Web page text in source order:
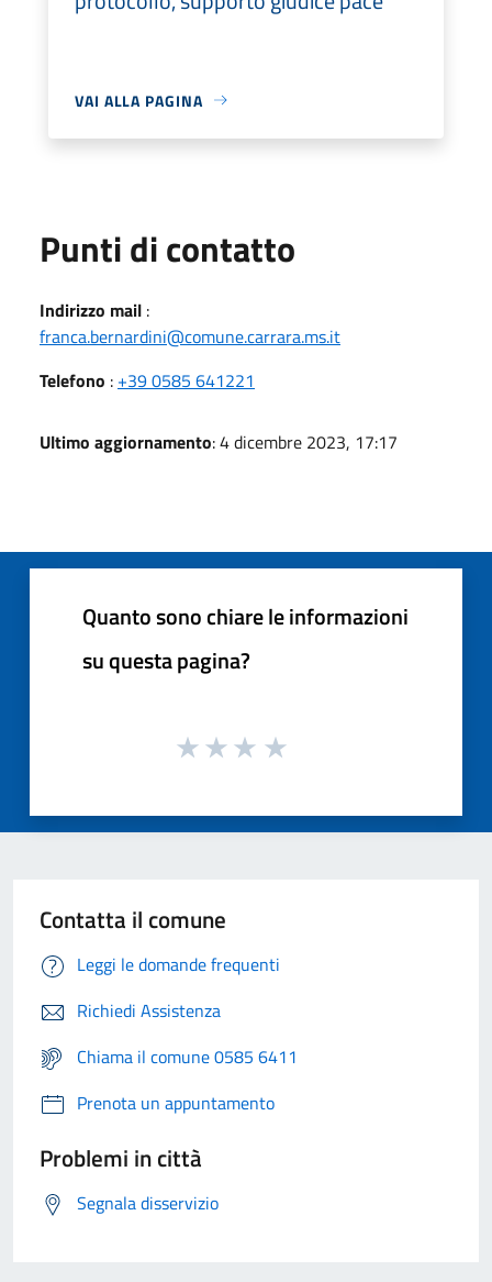
VAI ALLA PAGINA
Punti di contatto
Indirizzo mail :
franca.bernardini@comune.carrara.ms.it
Telefono : +39 0585 641221
Ultimo aggiornamento: 4 dicembre 2023, 17:17
Quanto sono chiare le informazioni
su questa pagina?
Contatta il comune
Leggi le domande frequenti
Richiedi Assistenza
Chiama il comune 0585 6411
Prenota un appuntamento
Problemi in città
Segnala disservizio